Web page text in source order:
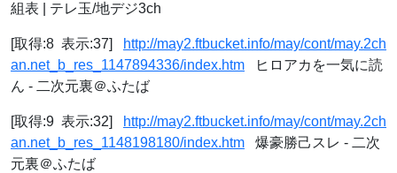
組表 | テレ玉/地デジ3ch
[取得:8 表示:37]
http://may2.ftbucket.info/may/cont/may.2ch
an.net_b_res_1147894336/index.htm ヒロアカを一気に読
ん - 二次元裏＠ふたば
[取得:9 表示:32]
http://may2.ftbucket.info/may/cont/may.2ch
an.net_b_res_1148198180/index.htm 爆豪勝己スレ - 二次
元裏＠ふたば